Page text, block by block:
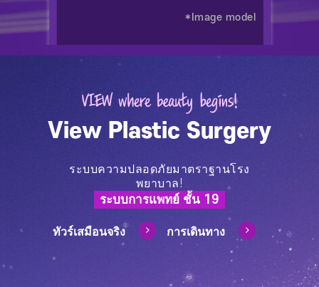
*Image model
View Plastic Surgery
ระบบความปลอดภัยมาตราฐานโรง
พยาบาล!
ระบบการแพทย์ ชั้น 19
ทัวร์เสมือนจริง การเดินทาง